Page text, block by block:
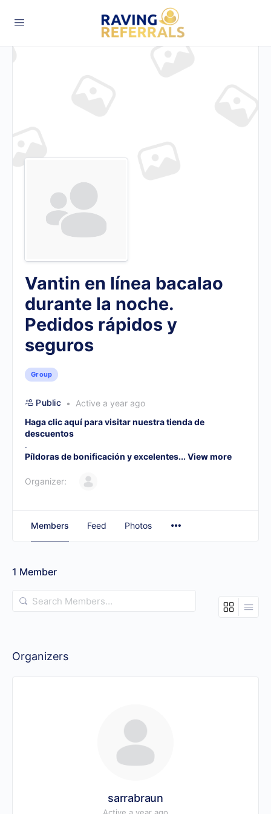
Vantin en línea bacalao
durante la noche.
Pedidos rápidos y
seguros
Group
Public
Active a year ago
Haga clic aquí para visitar nuestra tienda de
descuentos
.
Píldoras de bonificación y excelentes... View more
Organizer:
Members Feed Photos
1 Member
Search
Members…
Organizers
sarrabraun